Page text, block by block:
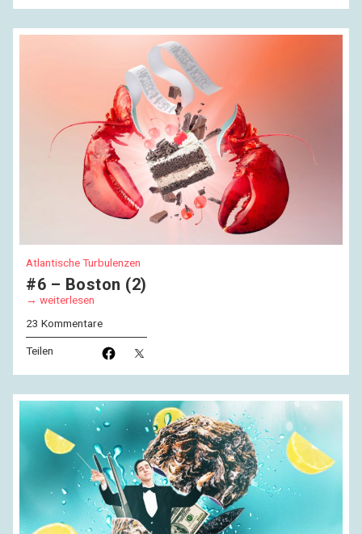
Atlantische Turbulenzen
#6 – Boston (2)
weiterlesen
23 Kommentare
Teilen